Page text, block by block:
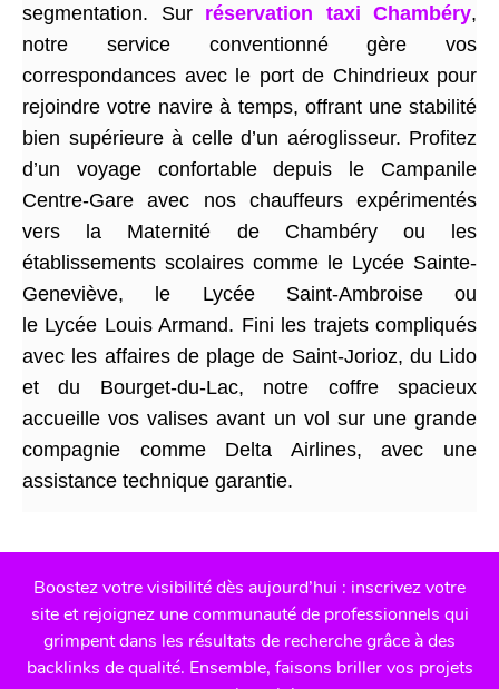
segmentation. Sur réservation taxi Chambéry,
notre service conventionné gère vos
correspondances avec le port de Chindrieux pour
rejoindre votre navire à temps, offrant une stabilité
bien supérieure à celle d’un aéroglisseur. Profitez
d’un voyage confortable depuis le Campanile
Centre-Gare avec nos chauffeurs expérimentés
vers la Maternité de Chambéry ou les
établissements scolaires comme le Lycée Sainte-
Geneviève, le Lycée Saint-Ambroise ou
le Lycée Louis Armand. Fini les trajets compliqués
avec les affaires de plage de Saint-Jorioz, du Lido
et du Bourget-du-Lac, notre coffre spacieux
accueille vos valises avant un vol sur une grande
compagnie comme Delta Airlines, avec une
assistance technique garantie.
Boostez votre visibilité dès aujourd’hui : inscrivez votre
site et rejoignez une communauté de professionnels qui
grimpent dans les résultats de recherche grâce à des
backlinks de qualité. Ensemble, faisons briller vos projets